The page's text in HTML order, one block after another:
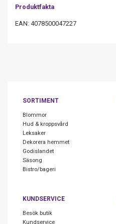
Produktfakta
EAN: 4078500047227
SORTIMENT
Blommor
Hud & kroppsvård
Leksaker
Dekorera hemmet
Godislandet
Säsong
Bistro/bageri
KUNDSERVICE
Besök butik
Kundservice